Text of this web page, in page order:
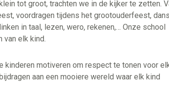
tot groot, trachten we in de kijker te zetten.
voordragen tijdens het grootouderfeest,
in taal, lezen, wero, rekenen,… Onze school
elk kind.
kinderen motiveren om respect te tonen voor
aan een mooiere wereld waar elk kind